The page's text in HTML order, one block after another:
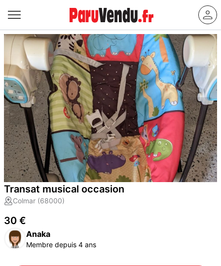
Transat musical occasion
Colmar (68000)
30 €
Anaka
Membre depuis 4 ans